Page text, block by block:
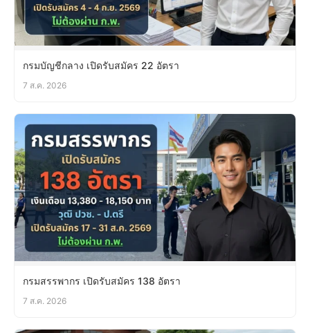
กรมบัญชีกลาง เปิดรับสมัคร 22 อัตรา
7 ส.ค. 2026
กรมสรรพากร เปิดรับสมัคร 138 อัตรา
7 ส.ค. 2026